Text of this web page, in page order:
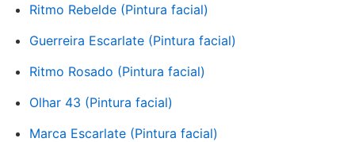
Ritmo Rebelde (Pintura facial)
Guerreira Escarlate (Pintura facial)
Ritmo Rosado (Pintura facial)
Olhar 43 (Pintura facial)
Marca Escarlate (Pintura facial)